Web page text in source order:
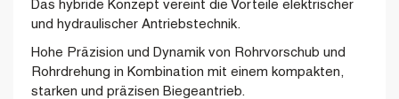
Das hybride Konzept vereint die Vorteile elektrischer
und hydraulischer Antriebstechnik.
Hohe Präzision und Dynamik von Rohrvorschub und
Rohrdrehung in Kombination mit einem kompakten,
starken und präzisen Biegeantrieb.